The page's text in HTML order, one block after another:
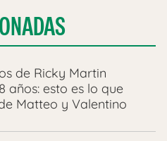
de Ricky Martin
años: esto es lo que
Matteo y Valentino